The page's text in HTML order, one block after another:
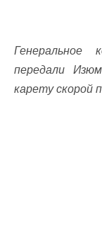
Генеральное
передали
карету скорой